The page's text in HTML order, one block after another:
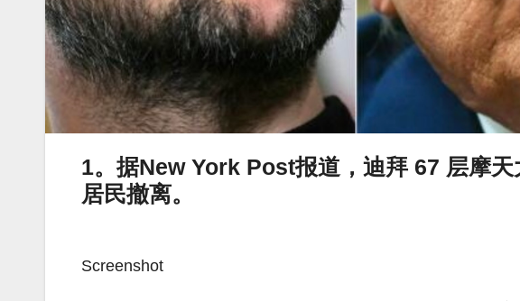
1。据New York Post报道，迪拜 67 层摩
居民撤离。
Screenshot